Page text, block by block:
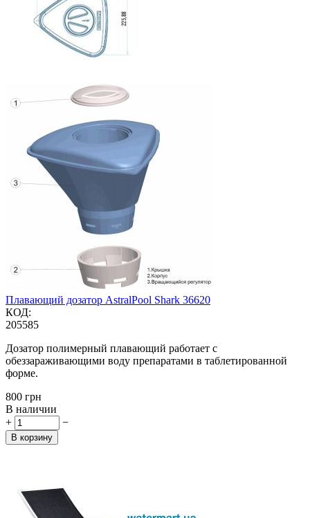
Плавающий дозатор AstralPool Shark 36620
КОД:
205585
Дозатор полимерный плавающий работает с
обеззараживающими воду препаратами в таблетированной
форме.
‍800‍ грн
В наличии
+
−
В корзину